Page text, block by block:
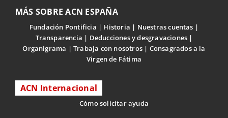
MÁS SOBRE ACN ESPAÑA
Fundación Pontificia Historia
Nuestras cuentas
Transparencia
Deducciones y desgravaciones
Organigrama
Trabaja con nosotros
Consagrados a la
Virgen de Fátima
ACN Internacional
Cómo solicitar ayuda